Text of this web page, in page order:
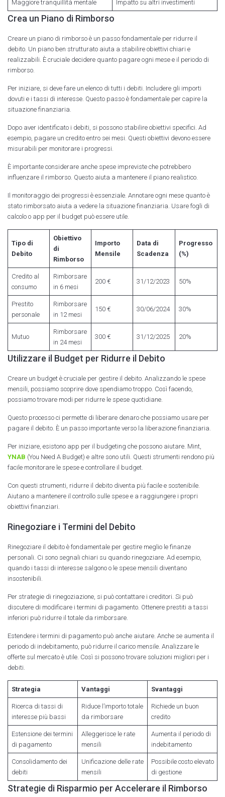
Maggiore tranquillità mentale Impatto su altri investimenti
Crea un Piano di Rimborso
Creare un piano di rimborso è un passo fondamentale per ridurre il
debito. Un piano ben strutturato aiuta a stabilire obiettivi chiari e
realizzabili. È cruciale decidere quanto pagare ogni mese e il periodo di
rimborso.
Per iniziare, si deve fare un elenco di tutti i debiti. Includere gli importi
dovuti e i tassi di interesse. Questo passo è fondamentale per capire la
situazione finanziaria.
Dopo aver identificato i debiti, si possono stabilire obiettivi specifici. Ad
esempio, pagare un credito entro sei mesi. Questi obiettivi devono essere
misurabili per monitorare i progressi.
È importante considerare anche spese impreviste che potrebbero
influenzare il rimborso. Questo aiuta a mantenere il piano realistico.
Il monitoraggio dei progressi è essenziale. Annotare ogni mese quanto è
stato rimborsato aiuta a vedere la situazione finanziaria. Usare fogli di
calcolo o app per il budget può essere utile.
Tipo di
Debito
Obiettivo
di
Rimborso
Importo
Mensile
Data di
Scadenza
Progresso
(%)
Credito al
consumo
Rimborsare
in 6 mesi
200 € 31/12/2023 50%
Prestito
personale
Rimborsare
in 12 mesi
150 € 30/06/2024 30%
Mutuo
Rimborsare
in 24 mesi
300 € 31/12/2025 20%
Utilizzare il Budget per Ridurre il Debito
Creare un budget è cruciale per gestire il debito. Analizzando le spese
mensili, possiamo scoprire dove spendiamo troppo. Così facendo,
possiamo trovare modi per ridurre le spese quotidiane.
Questo processo ci permette di liberare denaro che possiamo usare per
pagare il debito. È un passo importante verso la liberazione finanziaria.
Per iniziare, esistono app per il budgeting che possono aiutare. Mint,
YNAB (You Need A Budget) e altre sono utili. Questi strumenti rendono più
facile monitorare le spese e controllare il budget.
Con questi strumenti, ridurre il debito diventa più facile e sostenibile.
Aiutano a mantenere il controllo sulle spese e a raggiungere i propri
obiettivi finanziari.
Rinegoziare i Termini del Debito
Rinegoziare il debito è fondamentale per gestire meglio le finanze
personali. Ci sono segnali chiari su quando rinegoziare. Ad esempio,
quando i tassi di interesse salgono o le spese mensili diventano
insostenibili.
Per strategie di rinegoziazione, si può contattare i creditori. Si può
discutere di modificare i termini di pagamento. Ottenere prestiti a tassi
inferiori può ridurre il totale da rimborsare.
Estendere i termini di pagamento può anche aiutare. Anche se aumenta il
periodo di indebitamento, può ridurre il carico mensile. Analizzare le
offerte sul mercato è utile. Così si possono trovare soluzioni migliori per i
debiti.
Strategia Vantaggi Svantaggi
Ricerca di tassi di
interesse più bassi
Riduce l’importo totale
da rimborsare
Richiede un buon
credito
Estensione dei termini
di pagamento
Alleggerisce le rate
mensili
Aumenta il periodo di
indebitamento
Consolidamento dei
debiti
Unificazione delle rate
mensili
Possibile costo elevato
di gestione
Strategie di Risparmio per Accelerare il Rimborso